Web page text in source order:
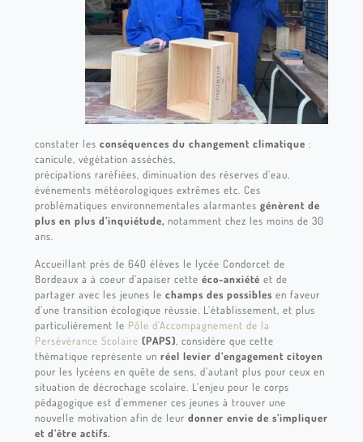
constater les conséquences du changement climatique :
canicule, végétation asséchés,
précipations raréfiées, diminuation des réserves d’eau,
événements météorologiques extrêmes etc. Ces
problématiques environnementales alarmantes génèrent de
plus en plus d’inquiétude, notamment chez les moins de 30
ans.
Accueillant près de 640 élèves le lycée Condorcet de
Bordeaux a à coeur d’apaiser cette éco-anxiété et de
partager avec les jeunes le champs des possibles en faveur
d’une transition écologique réussie. L’établissement, et plus
particulièrement le Pôle d’Accompagnement de la
Persévérance Scolaire (PAPS) , considère que cette
thématique représente un réel levier d’engagement citoyen
pour les lycéens en quête de sens, d’autant plus pour ceux en
situation de décrochage scolaire. L’enjeu pour le corps
pédagogique est d’emmener ces jeunes à trouver une
nouvelle motivation afin de leur donner envie de s’impliquer
et d’être actifs.